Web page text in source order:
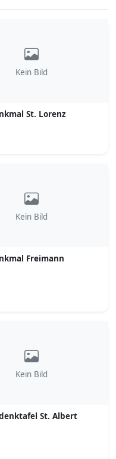
Kein Bild
St. Lorenz
Kein Bild
Freimann
Kein Bild
St. Albert